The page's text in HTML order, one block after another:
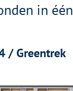
in één
/ Greentrek